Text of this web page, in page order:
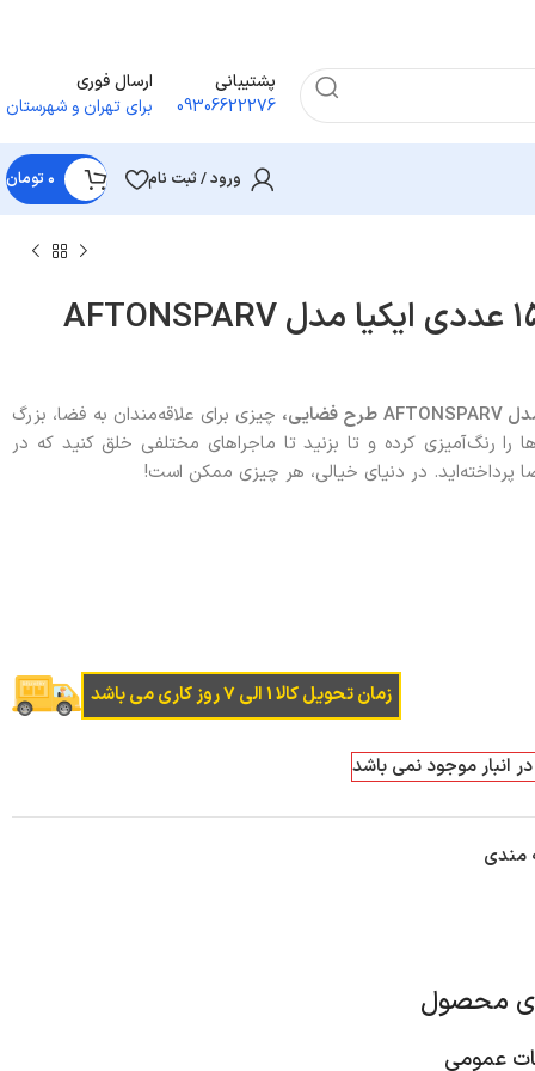
پشتیبانی
09306622276
ارسال فوری
برای تهران و شهرستان
ورود / ثبت نام ۰تومان
ست قالب مقوایی ۱۵ عددی ایکیا مدل AFTONSPARV
AFTONSPARV طرح فضایی، چیزی برای علاقه‌مندان به فضا، بزرگ
رنگ‌آمیزی کرده و تا بزنید تا ماجراهای مختلفی خلق کنید که در
پرداخته‌اید. در دنیای خیالی، هر چیزی ممکن است!
زمان تحویل کالا 1 الی 7 روز کاری می باشد
در انبار موجود نمی باشد
مندی
محصول
عمومی